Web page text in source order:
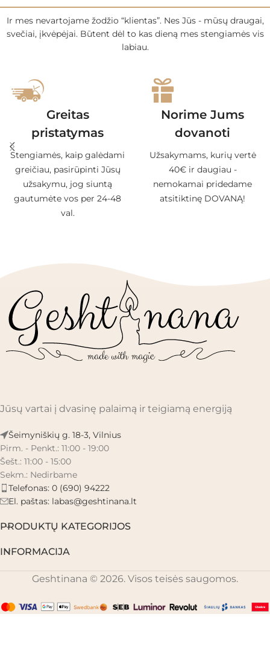
Ir mes nevartojame žodžio “klientas”. Nes Jūs - mūsų draugai,
svečiai, įkvėpėjai. Būtent dėl to kas dieną mes stengiamės vis
labiau.
Greitas
pristatymas
Stengiamės, kaip galėdami
greičiau, pasirūpinti Jūsų
užsakymu, jog siuntą
gautumėte vos per 24-48
val.
Norime Jums
dovanoti
Užsakymams, kurių vertė
40€ ir daugiau -
nemokamai pridedame
atsitiktinę DOVANĄ!
Jūsų vartai į dvasinę palaimą ir teigiamą energiją
Šeimyniškių g. 18-3, Vilnius
Pirm. - Penkt.: 11:00 - 19:00
Šešt.: 11:00 - 15:00
Sekm.: Nedirbame
Telefonas: 0 (690) 94222
El. paštas: labas@geshtinana.lt
PRODUKTŲ KATEGORIJOS
INFORMACIJA
Geshtinana © 2026. Visos teisės saugomos.